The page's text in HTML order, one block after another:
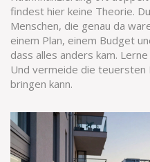
findest hier keine Theorie.
Menschen, die genau da
einem Plan, einem Budget
dass alles anders kam.
Und vermeide die teuersten
bringen kann.